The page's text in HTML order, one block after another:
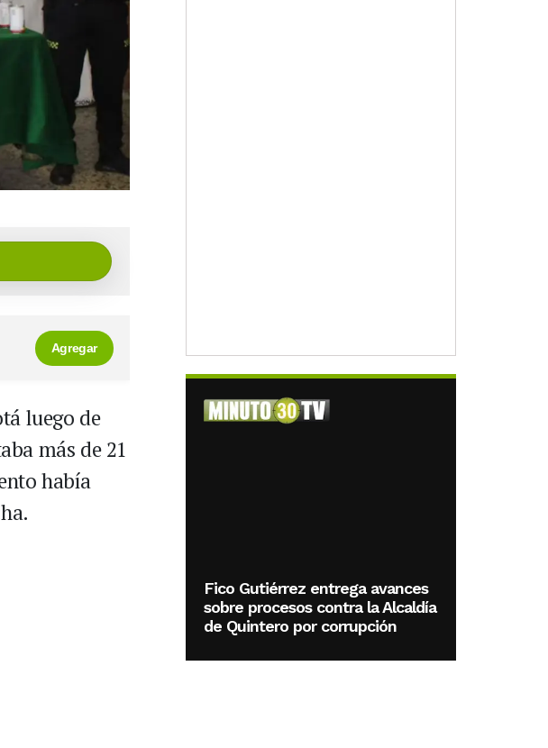
Agregar
luego de
más de 21
había
Fico Gutiérrez entrega avances
sobre procesos contra la Alcaldía
de Quintero por corrupción